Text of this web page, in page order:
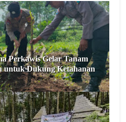
Perkawis Gelar Tanam
untuk Dukung Ketahanan